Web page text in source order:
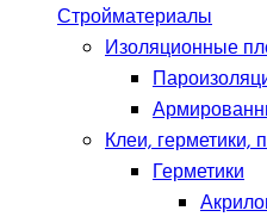
Стройматериалы
Изоляционные
Клеи, герметики,
Герметики